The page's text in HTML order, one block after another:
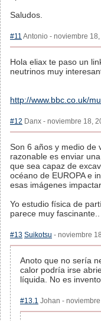
Saludos.
#11 Antonio - noviembre
Hola eliax te paso un
neutrinos muy
http://www.bbc.co.uk/
#12 Danx - noviembre 18,
Son 6 años y medio de
razonable es enviar
que sea capaz de
océano de EUROPA e
esas imágenes
Yo estudio física de
parece muy fascinante..
#13 Suikotsu - noviembre
Anoto que no sería
calor podría irse
líquida. No es
#13.1 Johan -